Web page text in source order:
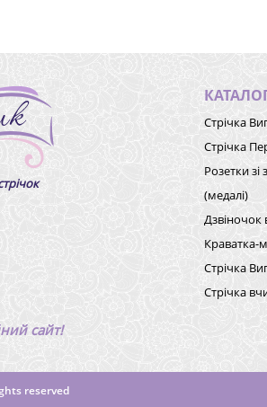
сайт!
Стрічка
Стрічка
Розетки
(медалі)
Дзвіночок
Краватка-
Стрічка
Стрічка
reserved